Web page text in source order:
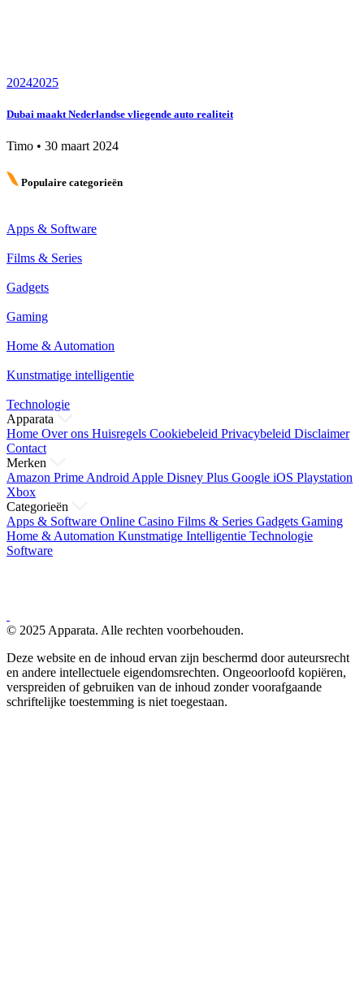
20242025
Dubai maakt Nederlandse vliegende auto realiteit
Timo • 30 maart 2024
Populaire categorieën
Apps & Software
Films & Series
Gadgets
Gaming
Home & Automation
Kunstmatige intelligentie
Technologie
Apparata
Home Over ons Huisregels Cookiebeleid Privacybeleid Disclaimer
Contact
Merken
Amazon Prime Android Apple Disney Plus Google iOS Playstation
Xbox
Categorieën
Apps & Software Online Casino Films & Series Gadgets Gaming
Home & Automation Kunstmatige Intelligentie Technologie
Software
© 2025 Apparata. Alle rechten voorbehouden.
Deze website en de inhoud ervan zijn beschermd door auteursrecht
en andere intellectuele eigendomsrechten. Ongeoorloofd kopiëren,
verspreiden of gebruiken van de inhoud zonder voorafgaande
schriftelijke toestemming is niet toegestaan.